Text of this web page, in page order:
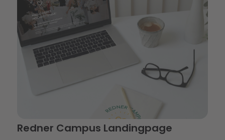
Redner Campus Landingpage